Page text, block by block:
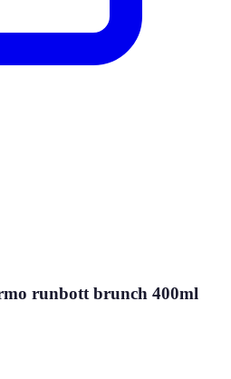
runbott brunch 400ml